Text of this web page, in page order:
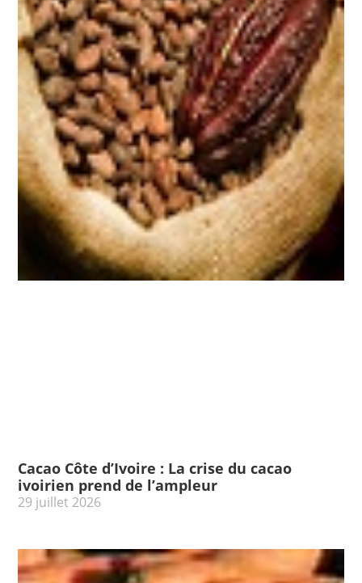
Cacao Côte d’Ivoire : La crise du cacao
ivoirien prend de l’ampleur
29 juillet 2026